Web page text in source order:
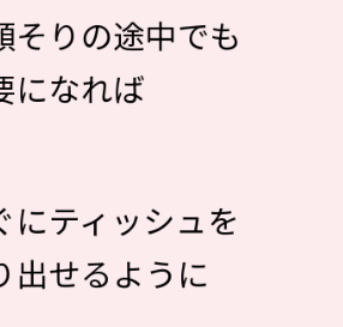
そりの途中でも
になれば
にティッシュを
出せるように